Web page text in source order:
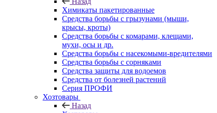
Химикаты пакетированные
Средства борьбы с грызунами (мыши,
крысы, кроты)
Средства борьбы с комарами, клещами,
мухи, осы и др.
Средства борьбы с насекомыми-вредителями
Средства борьбы с сорняками
Средства защиты для водоемов
Средства от болезней растений
Серия ПРОФИ
Хозтовары
Назад